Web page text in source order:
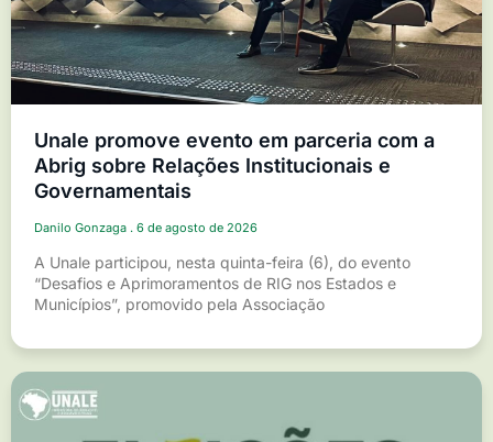
Unale promove evento em parceria com a
Abrig sobre Relações Institucionais e
Governamentais
Danilo Gonzaga 6 de agosto de 2026
A Unale participou, nesta quinta-feira (6), do evento
“Desafios e Aprimoramentos de RIG nos Estados e
Municípios”, promovido pela Associação